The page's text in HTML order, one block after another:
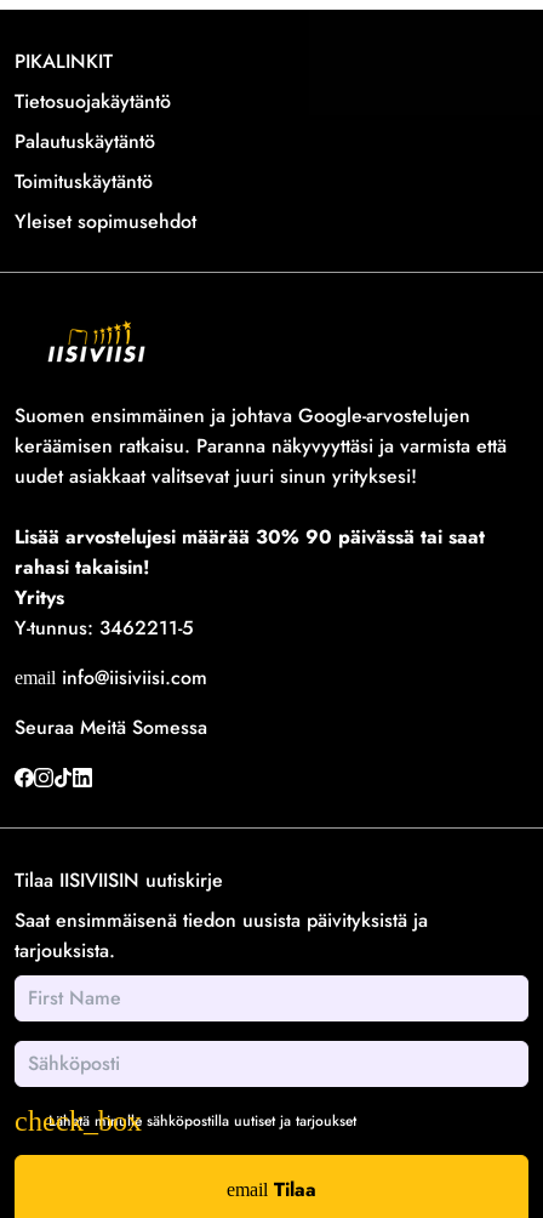
PIKALINKIT
Tietosuojakäytäntö
Palautuskäytäntö
Toimituskäytäntö
Yleiset sopimusehdot
Suomen ensimmäinen ja johtava Google-arvostelujen
keräämisen ratkaisu. Paranna näkyvyyttäsi ja varmista että
uudet asiakkaat valitsevat juuri sinun yrityksesi!
Lisää arvostelujesi määrää 30% 90 päivässä tai saat
rahasi takaisin!
Yritys
Y-tunnus: 3462211-5
email info@iisiviisi.com
Seuraa Meitä Somessa
Tilaa IISIVIISIN uutiskirje
Saat ensimmäisenä tiedon uusista päivityksistä ja
tarjouksista.
Lähetä minulle sähköpostilla uutiset ja tarjoukset
email Tilaa